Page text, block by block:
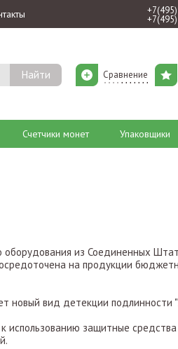
+7
+7
Сравнение
Счетчики монет Упаковщики
оборудования из Соединенных
на продукции
новый вид детекции подлинности
защитные средства